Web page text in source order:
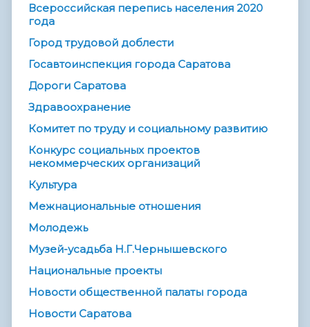
Всероссийская перепись населения 2020
года
Город трудовой доблести
Госавтоинспекция города Саратова
Дороги Саратова
Здравоохранение
Комитет по труду и социальному развитию
Конкурс социальных проектов
некоммерческих организаций
Культура
Межнациональные отношения
Молодежь
Музей-усадьба Н.Г.Чернышевского
Национальные проекты
Новости общественной палаты города
Новости Саратова